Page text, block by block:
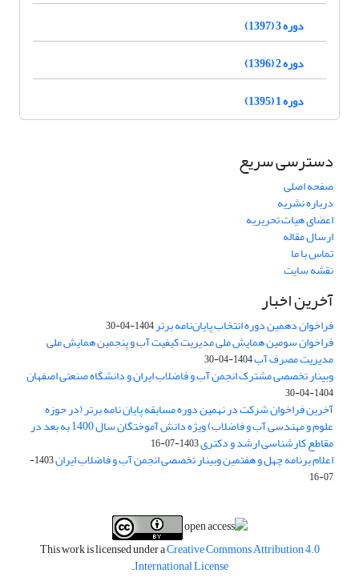
دوره 3 (1397)
دوره 2 (1396)
دوره 1 (1395)
دسترسی سریع
صفحه اصلی
درباره نشریه
اعضای هیات تحریریه
ارسال مقاله
تماس با ما
نقشه سایت
آخرین اخبار
فراخوان دهمین دوره انتخاب پایان‌نامه برتر1404-04-30
فراخوان سومین همایش ملی مدیریت کیفیت آب و پنجمین همایش ملی
مدیریت مصرف آب1404-04-30
وبینار تخصصی مشترک انجمن آب و فاضلاب ایران و دانشگاه صنعتی اصفهان
1404-04-30
آخرین فراخوان شرکت در نهمین دوره مسابقه پایان نامه برتر (در حوزه
علوم و مهندسی آب و فاضلاب) ویژه دانش آموختگان سال 1400 به بعد در
مقاطع کارشناسی ارشد و دکتری1403-07-16
اعلام برنامه چهل و هفتمین وبینار تخصصی انجمن آب و فاضلاب ایران
1403-
07-16
This work is licensed under aCreative Commons Attribution 4.0
International License
.